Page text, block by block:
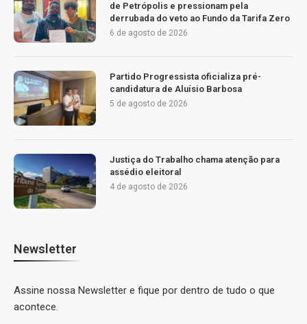
de Petrópolis e pressionam pela
derrubada do veto ao Fundo da Tarifa Zero
6 de agosto de 2026
Partido Progressista oficializa pré-
candidatura de Aluísio Barbosa
5 de agosto de 2026
Justiça do Trabalho chama atenção para
assédio eleitoral
4 de agosto de 2026
Newsletter
Assine nossa Newsletter e fique por dentro de tudo o que
acontece.